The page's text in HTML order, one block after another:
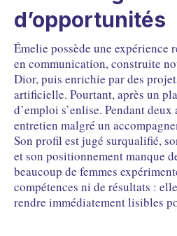
d’opportunités
Émelie possède une expérience
en communication, construite
Dior, puis enrichie par des
artificielle. Pourtant, après un
d’emploi s’enlise. Pendant
entretien malgré un
Son profil est jugé surqualifié,
et son positionnement manque
beaucoup de femmes
compétences ni de résultats :
rendre immédiatement lisibles
Questions fréquentes
FAQ